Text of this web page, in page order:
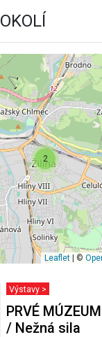
2
Leaflet | ©
Výstavy >
PRVÉ
/ Nežná sila